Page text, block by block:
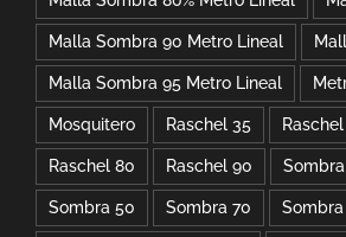
Malla Sombra 90 Metro Lineal
Malla Sombra 95 Metro Lineal
Mosquitero Raschel 35
Raschel 80 Raschel 90
Sombra 50 Sombra 70